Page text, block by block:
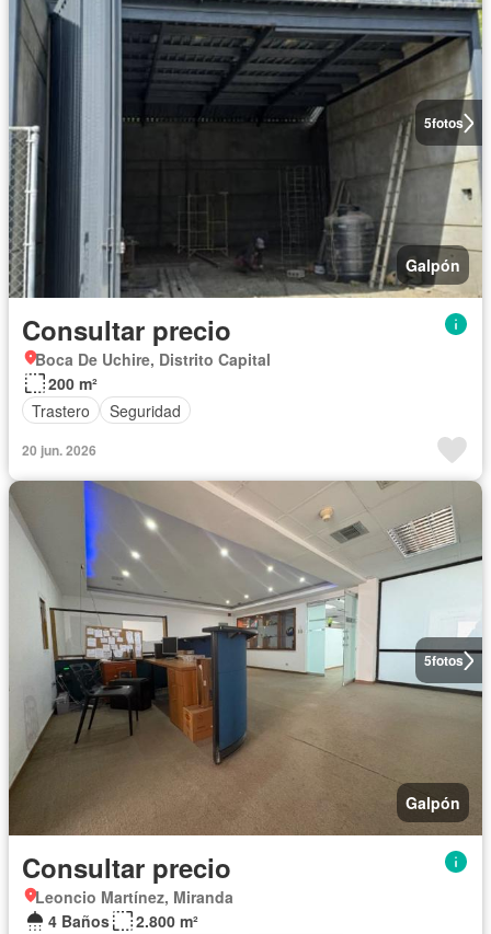
5fotos
Galpón
Consultar precio
Boca De Uchire, Distrito Capital
200 m²
Trastero
Seguridad
20 jun. 2026
5fotos
Galpón
Consultar precio
Leoncio Martínez, Miranda
4 Baños
2.800 m²